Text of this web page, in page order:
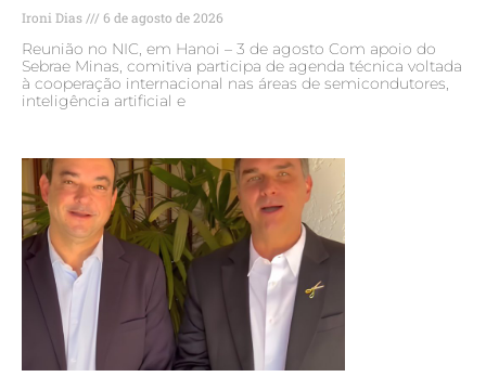
Ironi Dias 6 de agosto de 2026
Reunião no NIC, em Hanoi – 3 de agosto Com apoio do
Sebrae Minas, comitiva participa de agenda técnica voltada
à cooperação internacional nas áreas de semicondutores,
inteligência artificial e